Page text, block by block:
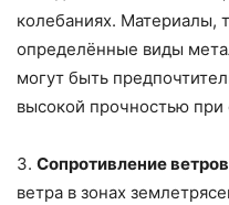
колебаниях. Материалы,
определённые виды
могут быть
высокой прочностью
3. Сопротивление
ветра в зонах